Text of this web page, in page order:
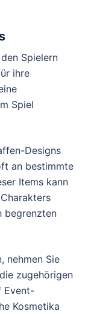
Spielern
ihre
Spiel
Designs
an bestimmte
Items kann
begrenzten
nehmen Sie
zugehörigen
Event-
Kosmetika